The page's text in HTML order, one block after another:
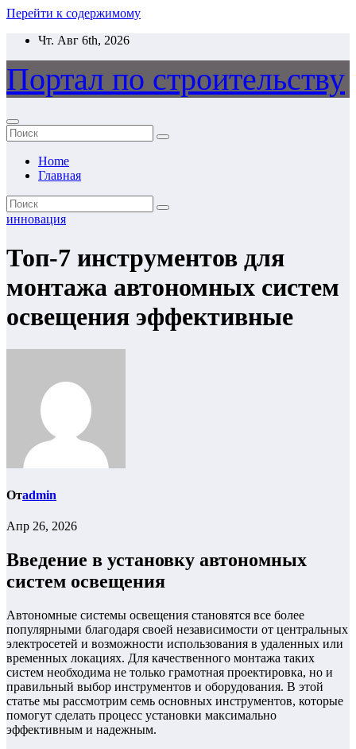
Перейти к содержимому
Чт. Авг 6th, 2026
Портал по строительству
Home
Главная
инновация
Топ-7 инструментов для
монтажа автономных систем
освещения эффективные
Отadmin
Апр 26, 2026
Введение в установку автономных
систем освещения
Автономные системы освещения становятся все более
популярными благодаря своей независимости от центральных
электросетей и возможности использования в удаленных или
временных локациях. Для качественного монтажа таких
систем необходима не только грамотная проектировка, но и
правильный выбор инструментов и оборудования. В этой
статье мы рассмотрим семь основных инструментов, которые
помогут сделать процесс установки максимально
эффективным и надежным.